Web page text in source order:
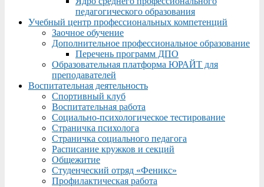
педагогического образования
Учебный центр профессиональных компетенций
Заочное обучение
Дополнительное профессиональное образование
Перечень программ ДПО
Образовательная платформа ЮРАЙТ для
преподавателей
Воспитательная деятельность
Спортивный клуб
Воспитательная работа
Социально-психологическое тестирование
Страничка психолога
Страничка социального педагога
Расписание кружков и секций
Общежитие
Студенческий отряд «Феникс»
Профилактическая работа